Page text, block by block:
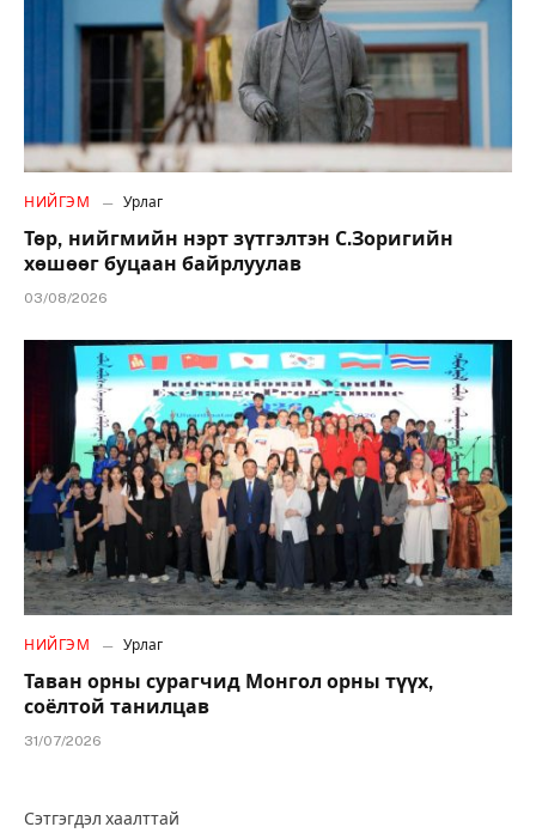
НИЙГЭМ Урлаг
Төр, нийгмийн нэрт зүтгэлтэн С.Зоригийн
хөшөөг буцаан байрлуулав
03/08/2026
НИЙГЭМ Урлаг
Таван орны сурагчид Монгол орны түүх,
соёлтой танилцав
31/07/2026
Сэтгэгдэл хаалттай